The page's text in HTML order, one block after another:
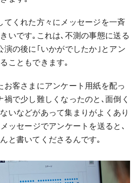
てくれた方々にメッセージを一斉
いです｡これは､不測の事態に送る
演の後に｢いかがでしたか｣とアン
こともできます｡
お客さまにアンケート用紙を配っ
禍で少し難しくなったのと､面倒く
いなどがあって集まりがよくあり
ッセージでアンケートを送ると､
と書いてくださるんです｡